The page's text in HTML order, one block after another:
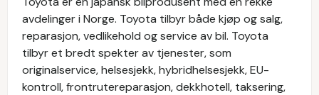
avdelinger i Norge. Toyota tilbyr både kjøp og salg,
reparasjon, vedlikehold og service av bil. Toyota
tilbyr et bredt spekter av tjenester, som
originalservice, helsesjekk, hybridhelsesjekk, EU-
kontroll, frontrutereparasjon, dekkhotell, taksering,